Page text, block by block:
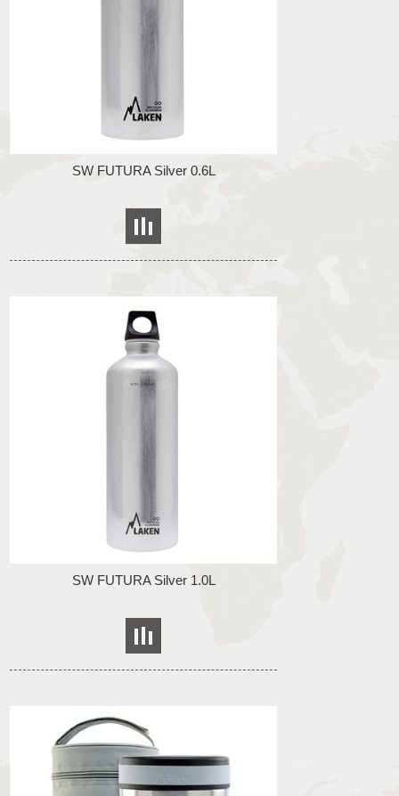
SW FUTURA Silver 0.6L
SW FUTURA Silver 1.0L